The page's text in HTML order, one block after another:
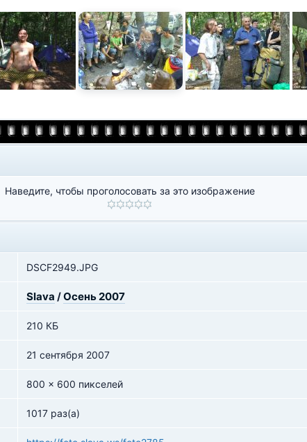
Наведите, чтобы проголосовать за это изображение
DSCF2949.JPG
Slava /Осень 2007
210 КБ
21 сентября 2007
800 x 600 пикселей
1017 раз(а)